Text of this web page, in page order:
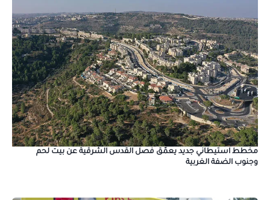
مخطط استيطاني جديد يعمّق فصل القدس الشرقية عن بيت لحم
وجنوب الضفة الغربية